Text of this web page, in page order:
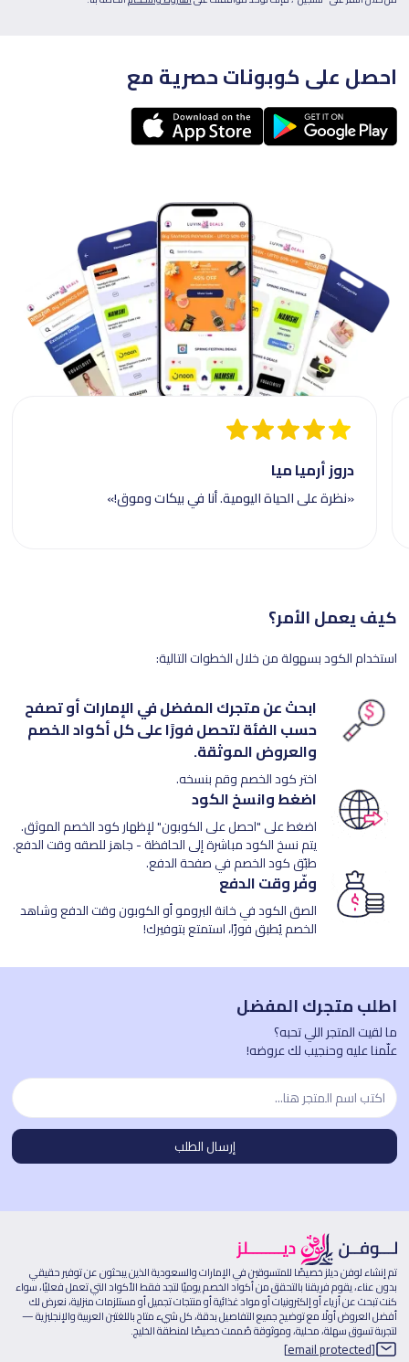
احصل على كوبونات حصرية مع
دروز أرميا ميا
«نظرة على الحياة اليومية. أنا في بيكات وموق!»
كيف يعمل الأمر؟
استخدام الكود بسهولة من خلال الخطوات التالية:
ابحث عن متجرك المفضل في الإمارات أو تصفح
حسب الفئة لتحصل فورًا على كل أكواد الخصم
والعروض الموثقة.
اختر كود الخصم وقم بنسخه.
اضغط وانسخ الكود
اضغط على "احصل على الكوبون" لإظهار كود الخصم الموثق.
يتم نسخ الكود مباشرة إلى الحافظة - جاهز للصقه وقت الدفع.
طبّق كود الخصم في صفحة الدفع.
وفّر وقت الدفع
الصق الكود في خانة البرومو أو الكوبون وقت الدفع وشاهد
الخصم يُطبق فورًا، استمتع بتوفيرك!
اطلب متجرك المفضل
ما لقيت المتجر اللي تحبه؟
علّمنا عليه وحنجيب لك عروضه!
تم إنشاء لوفن ديلز خصيصًا للمتسوقين في الإمارات والسعودية الذين يبحثون عن توفير حقيقي
بدون عناء، يقوم فريقنا بالتحقق من أكواد الخصم يوميًا لتجد فقط الأكواد التي تعمل فعليًا، سواء
كنت تبحث عن أزياء أو إلكترونيات أو مواد غذائية أو منتجات تجميل أو مستلزمات منزلية، نعرض لك
أفضل العروض أولًا مع توضيح جميع التفاصيل بدقة، كل شيء متاح باللغتين العربية والإنجليزية —
لتجربة تسوق سهلة، محلية، وموثوقة صُممت خصيصًا لمنطقة الخليج.
[email protected]